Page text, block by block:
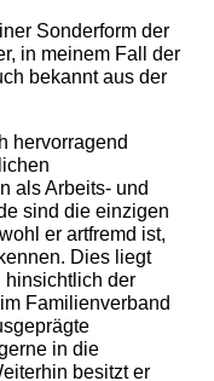
Sonderform der
in meinem Fall der
bekannt aus der
hervorragend
als Arbeits- und
sind die einzigen
er artfremd ist,
Dies liegt
hinsichtlich der
Familienverband
in die
besitzt er